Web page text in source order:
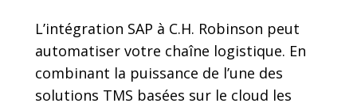
L’intégration SAP à C.H. Robinson peut
automatiser votre chaîne logistique. En
combinant la puissance de l’une des
solutions TMS basées sur le cloud les